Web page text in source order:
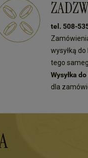
tel. 508-
wysyłką
tego
Wysyłka
dla